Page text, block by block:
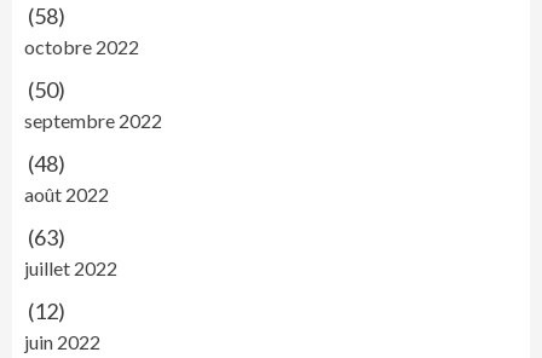
(58)
octobre 2022
(50)
septembre 2022
(48)
août 2022
(63)
juillet 2022
(12)
juin 2022